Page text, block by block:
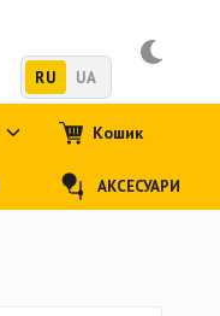
RU UA
Кошик
АКСЕСУАРИ